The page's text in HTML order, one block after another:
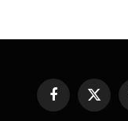
FacebookX
(Twitter)